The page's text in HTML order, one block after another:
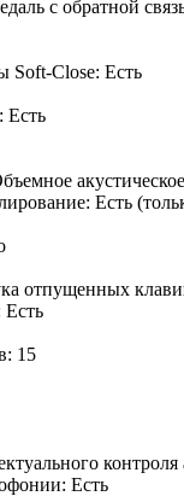
с обратной
Soft-Close: Есть
Есть
Есть
отпущенных
Есть
15
Есть